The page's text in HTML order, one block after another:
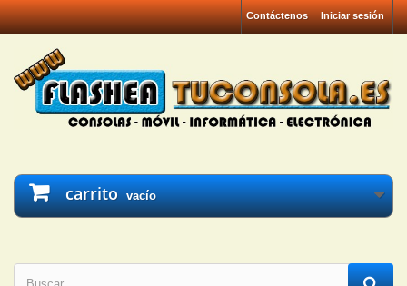
Iniciar sesión
Contáctenos
carrito vacío